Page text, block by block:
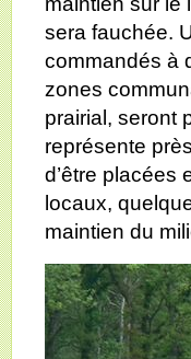
sera fauchée.
commandés à
zones
prairial, seront
représente
d’être placées
locaux,
maintien du